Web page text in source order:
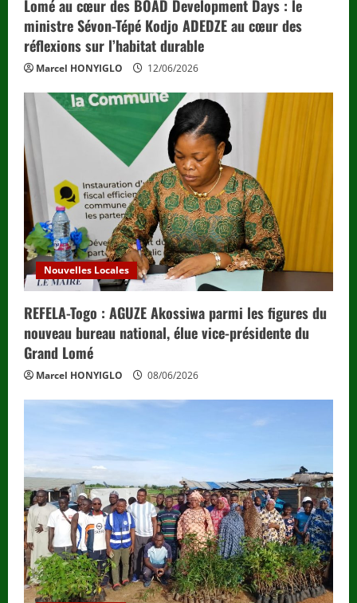
Lomé au cœur des BOAD Development Days : le
ministre Sévon-Tépé Kodjo ADEDZE au cœur des
réflexions sur l’habitat durable
Marcel HONYIGLO 12/06/2026
Nouvelles Locales
REFELA-Togo : AGUZE Akossiwa parmi les figures du
nouveau bureau national, élue vice-présidente du
Grand Lomé
Marcel HONYIGLO 08/06/2026